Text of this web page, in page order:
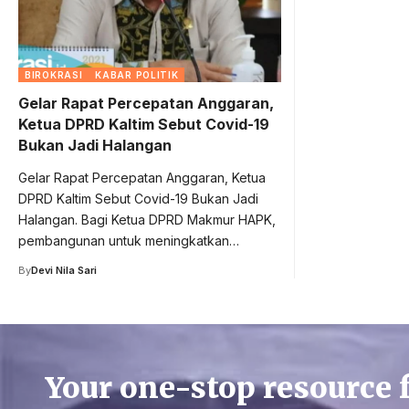
BIROKRASI KABAR POLITIK
Gelar Rapat Percepatan Anggaran,
Ketua DPRD Kaltim Sebut Covid-19
Bukan Jadi Halangan
Gelar Rapat Percepatan Anggaran, Ketua
DPRD Kaltim Sebut Covid-19 Bukan Jadi
Halangan. Bagi Ketua DPRD Makmur HAPK,
pembangunan untuk meningkatkan…
ByDevi Nila Sari
Your one-stop resource